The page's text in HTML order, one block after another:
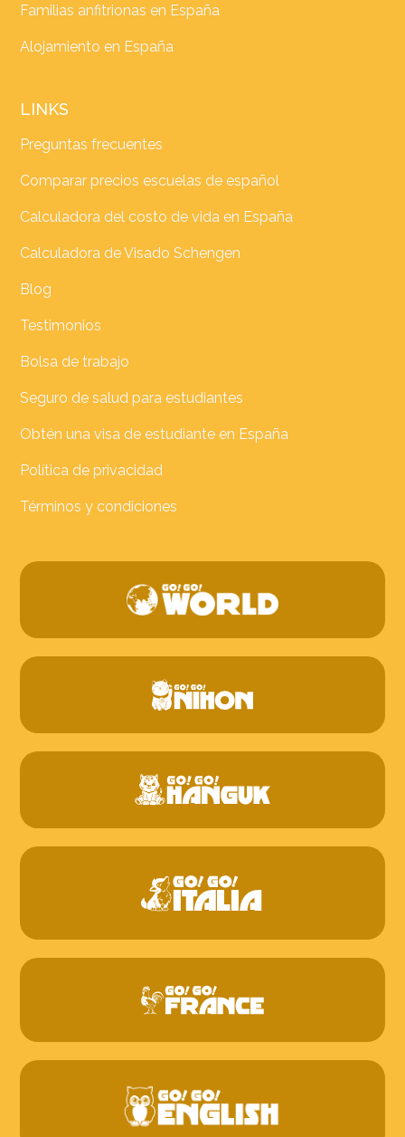
Familias anfitrionas en España
Alojamiento en España
LINKS
Preguntas frecuentes
Comparar precios escuelas de español
Calculadora del costo de vida en España
Calculadora de Visado Schengen
Blog
Testimonios
Bolsa de trabajo
Seguro de salud para estudiantes
Obtén una visa de estudiante en España
Política de privacidad
Términos y condiciones